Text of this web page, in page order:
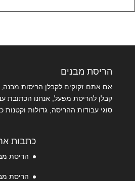
הריסת מבנים
אם אתם זקוקים לקבלן הריסות מבנה,
קבלן להריסת מפעל, אנחנו הכתובת
סוגי עבודות ההריסה, גדולות וקטנות
כתבות
הריסת
הריסת